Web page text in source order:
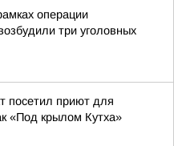
операции
три уголовных
посетил приют для
«Под крылом Кутха»